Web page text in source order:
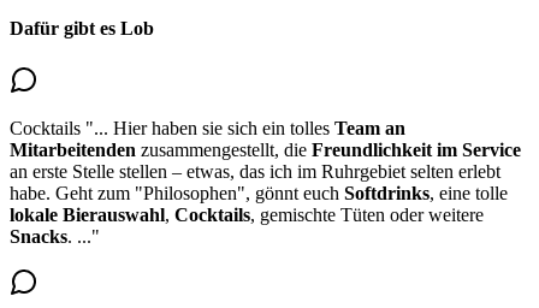
Dafür gibt es Lob
Cocktails "... Hier haben sie sich ein tolles Team an
Mitarbeitenden zusammengestellt, die Freundlichkeit im Service
an erste Stelle stellen – etwas, das ich im Ruhrgebiet selten erlebt
habe. Geht zum "Philosophen", gönnt euch Softdrinks, eine tolle
lokale Bierauswahl, Cocktails, gemischte Tüten oder weitere
Snacks. ..."